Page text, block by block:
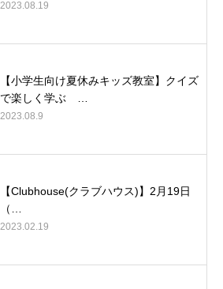
2023.08.19
【小学生向け夏休みキッズ教室】クイズ
で楽しく学ぶ …
2023.08.9
【Clubhouse(クラブハウス)】2月19日
（…
2023.02.19